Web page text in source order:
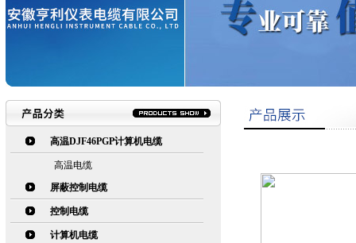
高温DJF46PGP计算机电缆
高温电缆
屏蔽控制电缆
控制电缆
计算机电缆